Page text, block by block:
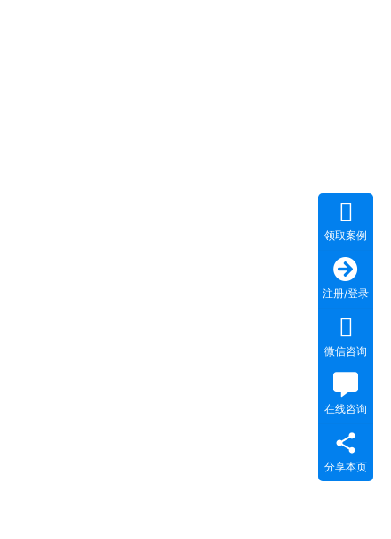
领取案例
注册/登录
微信咨询
在线咨询
分享本页